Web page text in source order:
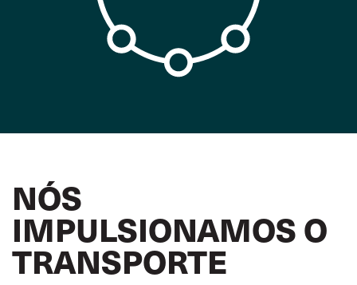
NÓS
IMPULSIONAMOS O
TRANSPORTE